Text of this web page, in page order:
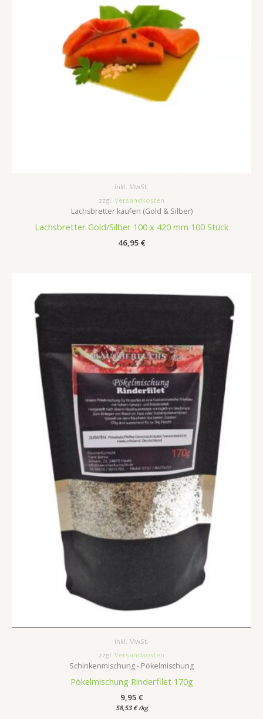
inkl. MwSt.
zzgl. Versandkosten
Lachsbretter kaufen (Gold & Silber)
Lachsbretter Gold/Silber 100 x 420 mm 100 Stück
46,95 €
inkl. MwSt.
zzgl. Versandkosten
Schinkenmischung - Pökelmischung
Pökelmischung Rinderfilet 170g
9,95 €
58,53 € /kg